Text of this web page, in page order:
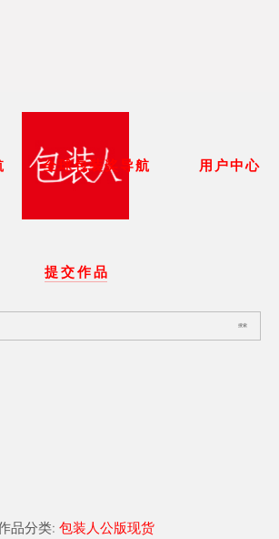
全球包装奖导航 用户中心
提 交 作 品
搜索
品分类: 包装人公版现货